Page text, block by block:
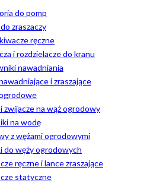
do pomp
zraszaczy
ręczne
i rozdzielacze do kranu
nawadniania
i zraszające
zwijacze na wąż ogrodowy
na wodę
z wężami ogrodowymi
do węży ogrodowych
ręczne i lance zraszające
statyczne